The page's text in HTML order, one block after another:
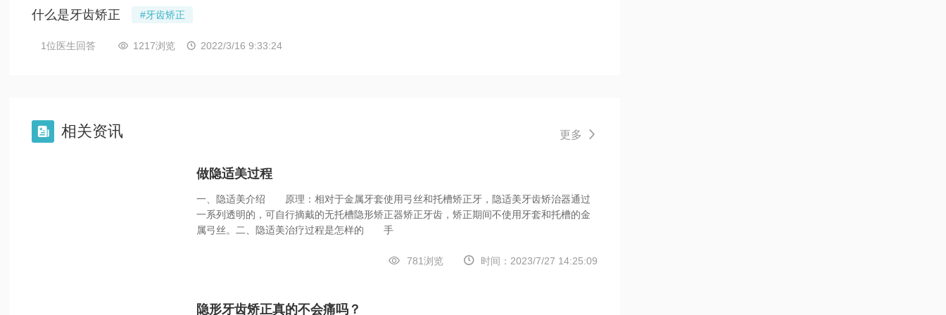
什么是牙齿矫正 #牙齿矫正
1位医生回答  1217浏览  2022/3/16 9:33:24
 相关资讯 更多 
做隐适美过程
一、隐适美介绍 原理：相对于金属牙套使用弓丝和托槽矫正牙，隐适美牙齿矫治器通过
一系列透明的，可自行摘戴的无托槽隐形矫正器矫正牙齿，矫正期间不使用牙套和托槽的金
属弓丝。二、隐适美治疗过程是怎样的 手
 781浏览  时间：2023/7/27 14:25:09
隐形牙齿矫正真的不会痛吗？